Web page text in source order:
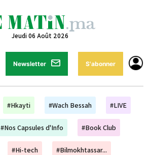
Jeudi 06 Août 2026
Newsletter S'abonner
#Hkayti #Wach Bessah #LIVE
#Nos Capsules d'Info #Book Club
#Hi-tech #Bilmokhtassar...